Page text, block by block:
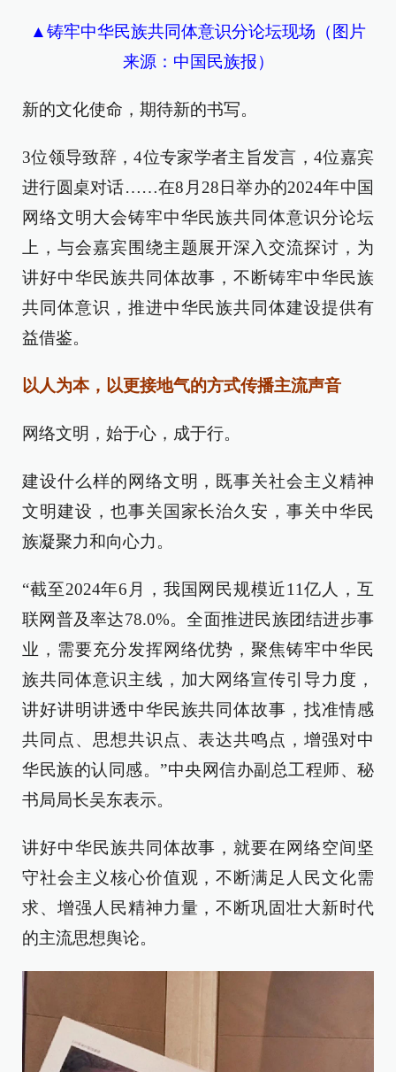
▲铸牢中华民族共同体意识分论坛现场（图片
来源：中国民族报）
新的文化使命，期待新的书写。
3位领导致辞，4位专家学者主旨发言，4位嘉宾
进行圆桌对话……在8月28日举办的2024年中国
网络文明大会铸牢中华民族共同体意识分论坛
上，与会嘉宾围绕主题展开深入交流探讨，为
讲好中华民族共同体故事，不断铸牢中华民族
共同体意识，推进中华民族共同体建设提供有
益借鉴。
以人为本，以更接地气的方式传播主流声音
网络文明，始于心，成于行。
建设什么样的网络文明，既事关社会主义精神
文明建设，也事关国家长治久安，事关中华民
族凝聚力和向心力。
“截至2024年6月，我国网民规模近11亿人，互
联网普及率达78.0%。全面推进民族团结进步事
业，需要充分发挥网络优势，聚焦铸牢中华民
族共同体意识主线，加大网络宣传引导力度，
讲好讲明讲透中华民族共同体故事，找准情感
共同点、思想共识点、表达共鸣点，增强对中
华民族的认同感。”中央网信办副总工程师、秘
书局局长吴东表示。
讲好中华民族共同体故事，就要在网络空间坚
守社会主义核心价值观，不断满足人民文化需
求、增强人民精神力量，不断巩固壮大新时代
的主流思想舆论。